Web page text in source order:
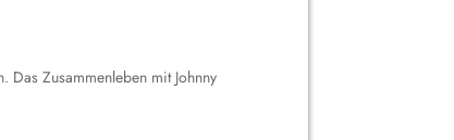
Zusammenleben mit Johnny